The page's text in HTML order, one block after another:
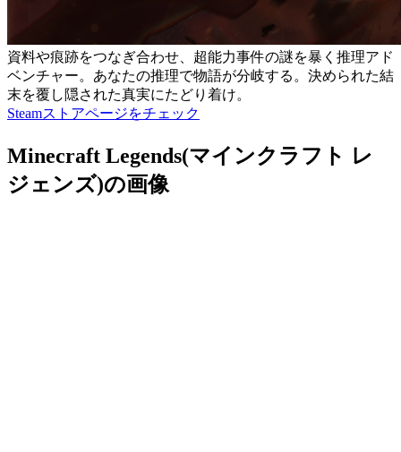
資料や痕跡をつなぎ合わせ、超能力事件の謎を暴く推理アド
ベンチャー。あなたの推理で物語が分岐する。決められた結
末を覆し隠された真実にたどり着け。
Steamストアページをチェック
Minecraft Legends(マインクラフト レ
ジェンズ)の画像